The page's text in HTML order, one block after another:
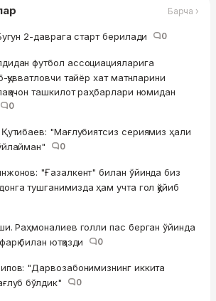
Барча ›
2-даврага старт берилади 0
футбол ассоциацияларига
қувватловчи тайёр хат матнларини
ташкилот раҳбарлари номидан
0
"Мағлубиятсиз сериямиз ҳали
0
"Ғазалкент" билан ўйинда биз
тушганимизда ҳам учта гол қўйиб
Раҳмоналиев голли пас берган ўйинда
билан ютқазди
0
"Дарвозабонимизнинг иккита
бўлдик"
0